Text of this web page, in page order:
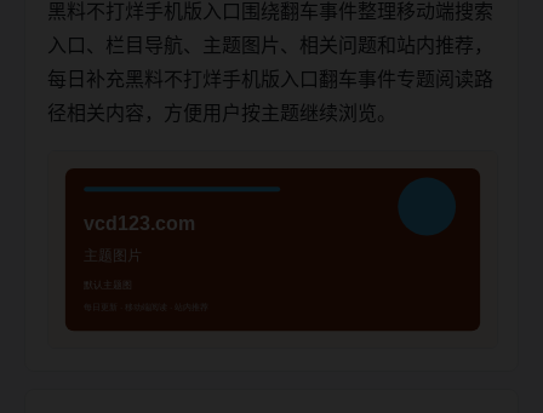
黑料不打烊手机版入口围绕翻车事件整理移动端搜索
入口、栏目导航、主题图片、相关问题和站内推荐，
每日补充黑料不打烊手机版入口翻车事件专题阅读路
径相关内容，方便用户按主题继续浏览。